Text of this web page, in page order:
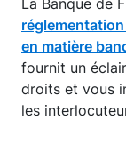
La Banque de
en matière
fournit un
droits et vous
les